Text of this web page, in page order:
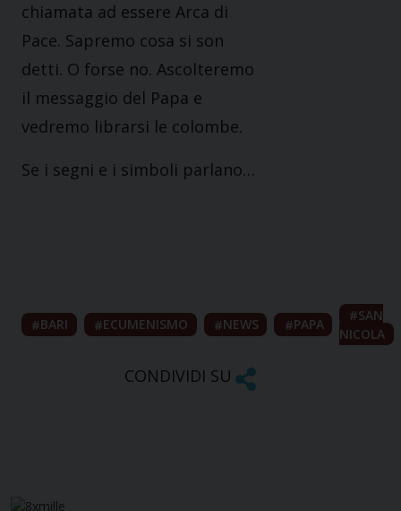
chiamata ad essere Arca di
Pace. Sapremo cosa si son
detti. O forse no. Ascolteremo
il messaggio del Papa e
vedremo librarsi le colombe.
Se i segni e i simboli parlano…
BARI ECUMENISMO NEWS PAPA
SAN
NICOLA
CONDIVIDI SU